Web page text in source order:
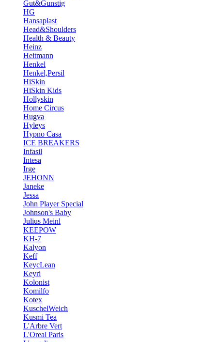
Gut&Gunstig
HG
Hansaplast
Head&Shoulders
Health & Beauty
Heinz
Heitmann
Henkel
Henkel,Persil
HiSkin
HiSkin Kids
Hollyskin
Home Circus
Hugva
Hyleys
Hypno Casa
ICE BREAKERS
Infasil
Intesa
Irge
JEHONN
Janeke
Jessa
John Player Special
Johnson's Baby
Julius Meinl
KEEPOW
KH-7
Kalyon
Keff
KeycLean
Keyri
Kolonist
Komilfo
Kotex
KuschelWeich
Kusmi Tea
L'Arbre Vert
L'Oreal Paris